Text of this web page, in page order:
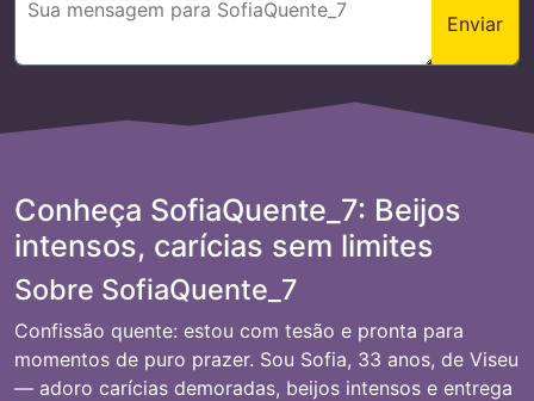
Enviar
Conheça SofiaQuente_7: Beijos
intensos, carícias sem limites
Sobre SofiaQuente_7
Confissão quente: estou com tesão e pronta para
momentos de puro prazer. Sou Sofia, 33 anos, de Viseu
— adoro carícias demoradas, beijos intensos e entrega